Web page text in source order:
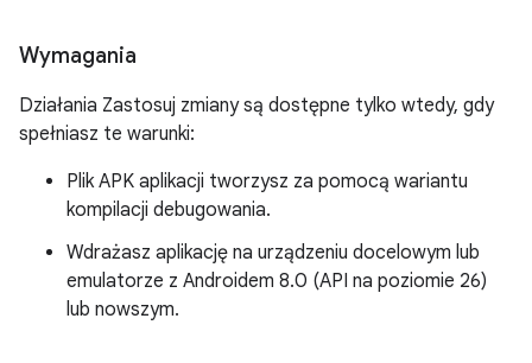
Wymagania
Działania Zastosuj zmiany są dostępne tylko wtedy, gdy
spełniasz te warunki:
Plik APK aplikacji tworzysz za pomocą wariantu
kompilacji debugowania.
Wdrażasz aplikację na urządzeniu docelowym lub
emulatorze z Androidem 8.0 (API na poziomie 26)
lub nowszym.